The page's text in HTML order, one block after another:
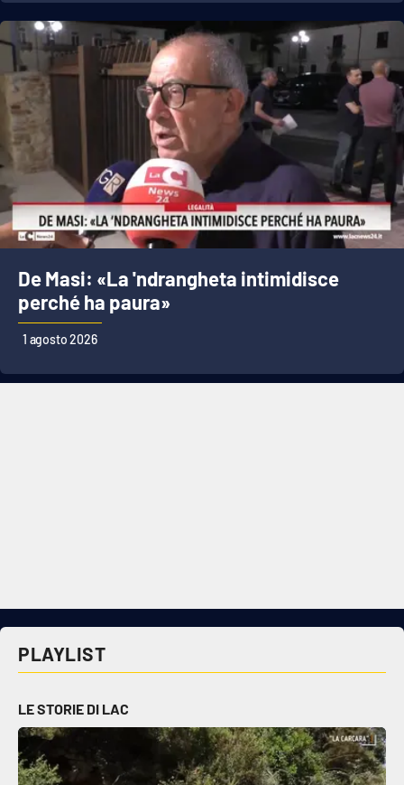
De Masi: «La 'ndrangheta intimidisce
perché ha paura»
1 agosto 2026
PLAYLIST
LE STORIE DI LAC